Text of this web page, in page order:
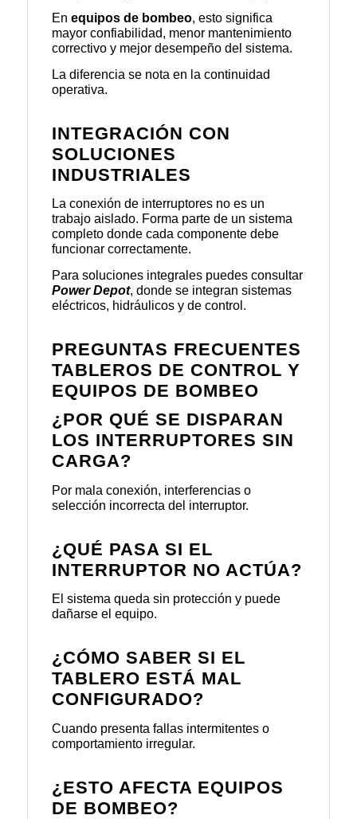
En equipos de bombeo, esto significa
mayor confiabilidad, menor mantenimiento
correctivo y mejor desempeño del sistema.
La diferencia se nota en la continuidad
operativa.
INTEGRACIÓN CON
SOLUCIONES
INDUSTRIALES
La conexión de interruptores no es un
trabajo aislado. Forma parte de un sistema
completo donde cada componente debe
funcionar correctamente.
Para soluciones integrales puedes consultar
Power Depot, donde se integran sistemas
eléctricos, hidráulicos y de control.
PREGUNTAS FRECUENTES
TABLEROS DE CONTROL Y
EQUIPOS DE BOMBEO
¿POR QUÉ SE DISPARAN
LOS INTERRUPTORES SIN
CARGA?
Por mala conexión, interferencias o
selección incorrecta del interruptor.
¿QUÉ PASA SI EL
INTERRUPTOR NO ACTÚA?
El sistema queda sin protección y puede
dañarse el equipo.
¿CÓMO SABER SI EL
TABLERO ESTÁ MAL
CONFIGURADO?
Cuando presenta fallas intermitentes o
comportamiento irregular.
¿ESTO AFECTA EQUIPOS
DE BOMBEO?